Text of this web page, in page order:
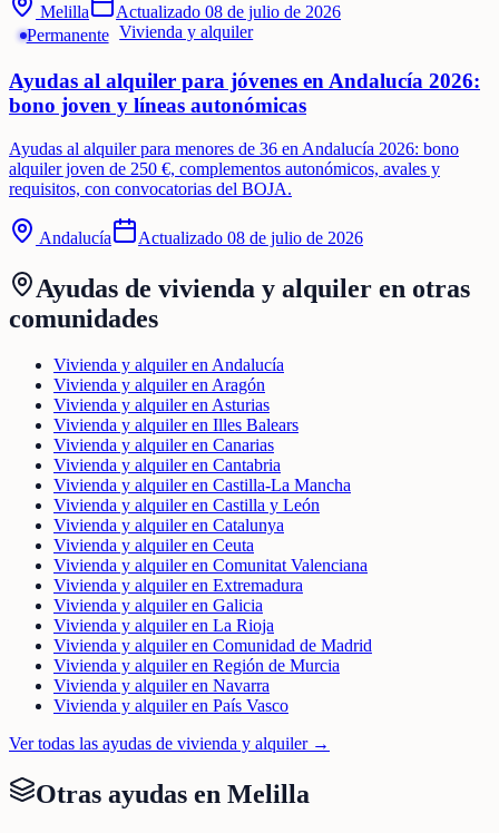
Melilla Actualizado 08 de julio de 2026
Permanente Vivienda y alquiler
Ayudas al alquiler para jóvenes en Andalucía 2026:
bono joven y líneas autonómicas
Ayudas al alquiler para menores de 36 en Andalucía 2026: bono
alquiler joven de 250 €, complementos autonómicos, avales y
requisitos, con convocatorias del BOJA.
Andalucía Actualizado 08 de julio de 2026
Ayudas de vivienda y alquiler en otras
comunidades
Vivienda y alquiler en Andalucía
Vivienda y alquiler en Aragón
Vivienda y alquiler en Asturias
Vivienda y alquiler en Illes Balears
Vivienda y alquiler en Canarias
Vivienda y alquiler en Cantabria
Vivienda y alquiler en Castilla-La Mancha
Vivienda y alquiler en Castilla y León
Vivienda y alquiler en Catalunya
Vivienda y alquiler en Ceuta
Vivienda y alquiler en Comunitat Valenciana
Vivienda y alquiler en Extremadura
Vivienda y alquiler en Galicia
Vivienda y alquiler en La Rioja
Vivienda y alquiler en Comunidad de Madrid
Vivienda y alquiler en Región de Murcia
Vivienda y alquiler en Navarra
Vivienda y alquiler en País Vasco
Ver todas las ayudas de vivienda y alquiler→
Otras ayudas en Melilla